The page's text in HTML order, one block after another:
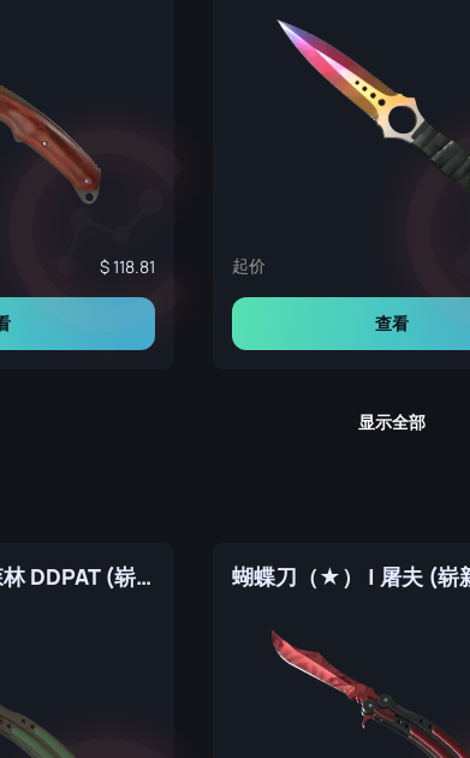
118.81 起价
查看
显示全部
蝴蝶刀（★） | 森林 DDPAT (崭新出厂) 蝴蝶刀（★） | 屠夫 (崭